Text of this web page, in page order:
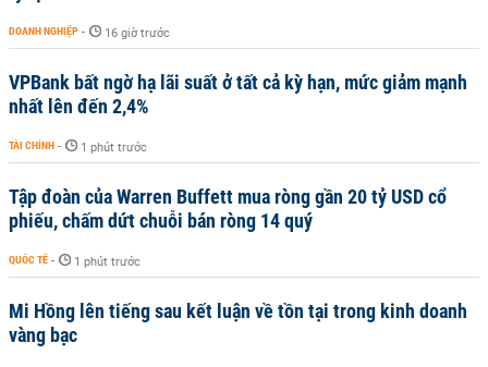
DOANH NGHIỆP - 16 giờ trước
VPBank bất ngờ hạ lãi suất ở tất cả kỳ hạn, mức giảm mạnh
nhất lên đến 2,4%
TÀI CHÍNH - 1 phút trước
Tập đoàn của Warren Buffett mua ròng gần 20 tỷ USD cổ
phiếu, chấm dứt chuỗi bán ròng 14 quý
QUỐC TẾ - 1 phút trước
Mi Hồng lên tiếng sau kết luận về tồn tại trong kinh doanh
vàng bạc